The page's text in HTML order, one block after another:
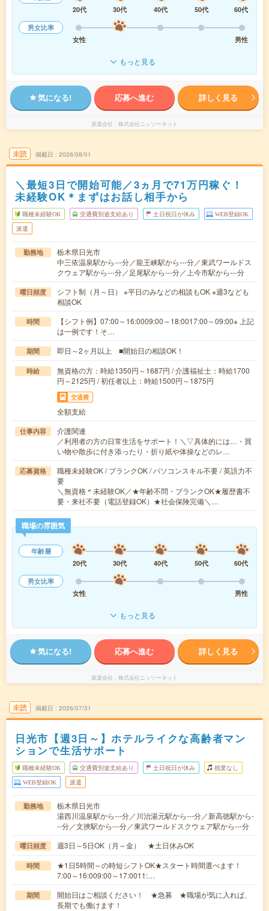
20代
30代 40代 50代
60代
男女比率
女性
男性
もっと見る
気になる! 応募へ進む 詳しく見る
派遣会社 株式会社ニッソーネット
未読 掲載日 2026/08/01
＼最短3日で開始可能／3ヵ月で71万円稼ぐ！
未経験OK＊まずはお話し相手から
職種未経験OK 交通費別途支給あり 土日祝日が休み WEB登録OK
派遣
勤務地
栃木県日光市
中三依温泉駅から---分／龍王峡駅から---分／東武ワールドス
クウェア駅から---分／足尾駅から---分／上今市駅から---分
曜日頻度
シフト制（月～日） ※平日のみなどの相談もOK ※週3なども
相談OK
時間
【シフト例】07:00～16:0009:00～18:0017:00～09:00※ 上記
は一例です！そ…
期間 即日～2ヶ月以上 ■開始日の相談OK！
時給
無資格の方：時給1350円～1687円 / 介護福祉士：時給1700
円～2125円 / 初任者以上：時給1500円～1875円
交通費
全額支給
仕事内容
介護関連
／利用者の方の日常生活をサポート！＼▽具体的には…・買
い物や散歩に付き添ったり・折り紙や体操などのレ…
応募資格
職種未経験OK / ブランクOK / パソコンスキル不要 / 英語力不
要
＼無資格＊未経験OK／★年齢不問・ブランクOK★履歴書不
要・来社不要（電話登録OK）★社会保険完備＼…
職場の雰囲気
年齢層
20代
30代 40代 50代
60代
男女比率
女性
男性
もっと見る
気になる! 応募へ進む 詳しく見る
派遣会社 株式会社ニッソーネット
未読 掲載日 2026/07/31
日光市【週3日～】ホテルライクな高齢者マン
ションで生活サポート
職種未経験OK 交通費別途支給あり 土日祝日が休み 残業なし
WEB登録OK 派遣
勤務地
栃木県日光市
湯西川温泉駅から---分／川治湯元駅から---分／新高徳駅から-
--分／文挾駅から---分／東武ワールドスクウェア駅から---分
曜日頻度 週3日～5日OK（月～金） ★土日休みOK
時間
★1日5時間～の時短シフトOK★スタート時間選べます！
7:00～16:009:00～17:0011:…
期間
開始日はご相談ください！ ★急募 ★職場が気に入れば、
長期でも働けます！